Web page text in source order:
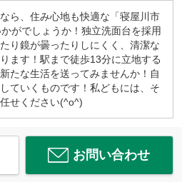
ら、住み心地も快適な「寝屋川市
がでしょうか！独立洗面台を採用
り鏡が曇ったりしにくく、清潔な
ます！駅まで徒歩13分に立地する
たな生活を送ってみませんか！自
ていくものです！私どもには、そ
せください(^o^)
お問い合わせ